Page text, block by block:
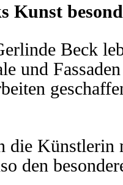
Kunst
Beck
und
die
den